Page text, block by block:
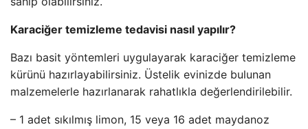
Karaciğer temizleme tedavisi nasıl yapılır?
Bazı basit yöntemleri uygulayarak karaciğer temizleme
kürünü hazırlayabilirsiniz. Üstelik evinizde bulunan
malzemelerle hazırlanarak rahatlıkla değerlendirilebilir.
– 1 adet sıkılmış limon, 15 veya 16 adet maydanoz